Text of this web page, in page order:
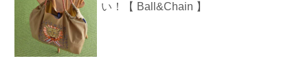
い！【 Ball&Chain 】